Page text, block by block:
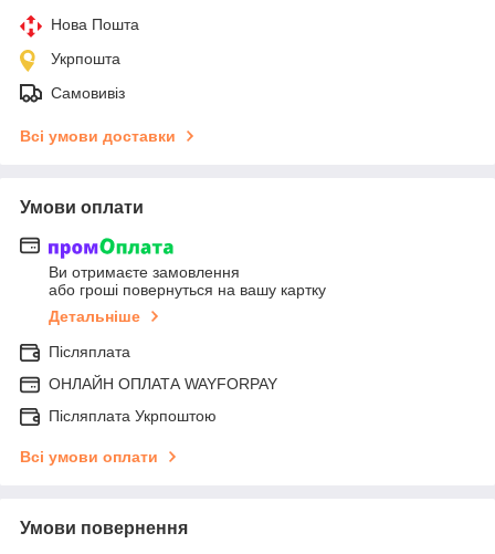
Нова Пошта
Укрпошта
Самовивіз
Всі умови доставки
Умови оплати
Ви отримаєте замовлення
або гроші повернуться на вашу картку
Детальніше
Післяплата
ОНЛАЙН ОПЛАТА WAYFORPAY
Післяплата Укрпоштою
Всі умови оплати
Умови повернення